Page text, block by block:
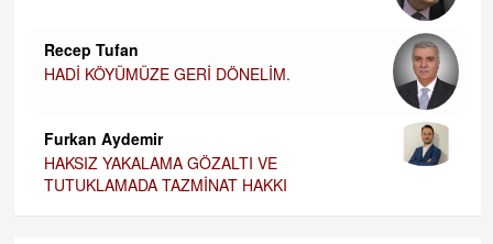
Recep Tufan
HADİ KÖYÜMÜZE GERİ DÖNELİM.
Furkan Aydemir
HAKSIZ YAKALAMA GÖZALTI VE
TUTUKLAMADA TAZMİNAT HAKKI